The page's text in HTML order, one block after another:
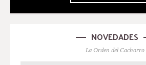
NOVEDADES
La Orden del Cachorro